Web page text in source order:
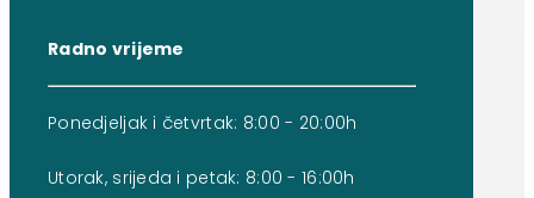
Radno vrijeme
Ponedjeljak i četvrtak: 8:00 - 20:00h
Utorak, srijeda i petak: 8:00 - 16:00h